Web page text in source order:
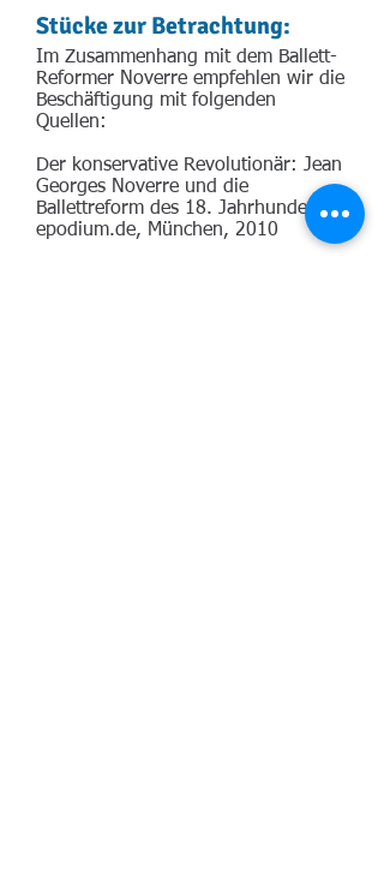
Stücke zur Betrachtung:
Im Zusammenhang mit dem Ballett-
Reformer Noverre empfehlen wir die
Beschäftigung mit folgenden
Quellen:
Der konservative Revolutionär: Jean
Georges Noverre und die
Ballettreform des 18. Jahrhunderts
epodium.de, München, 2010